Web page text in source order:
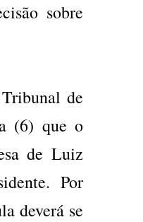
sobre
de
(6) que o
de Luiz
Por
deverá se